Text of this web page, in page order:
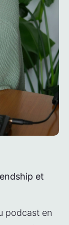
et
podcast en